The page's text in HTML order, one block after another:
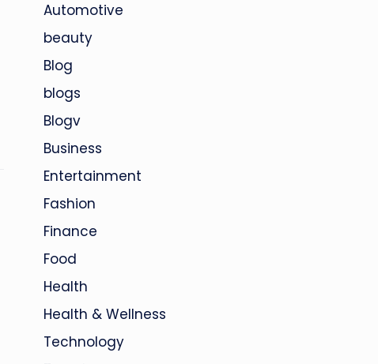
Automotive
beauty
Blog
blogs
Blogv
Business
Entertainment
Fashion
Finance
Food
Health
Health & Wellness
Technology